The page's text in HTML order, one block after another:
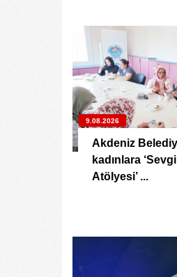
9.08.2026
Akdeniz
kadınlara
Atölyesi’ ...